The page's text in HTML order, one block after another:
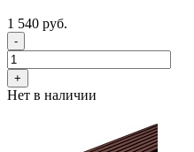
1 540 руб.
-
+
Нет в наличии